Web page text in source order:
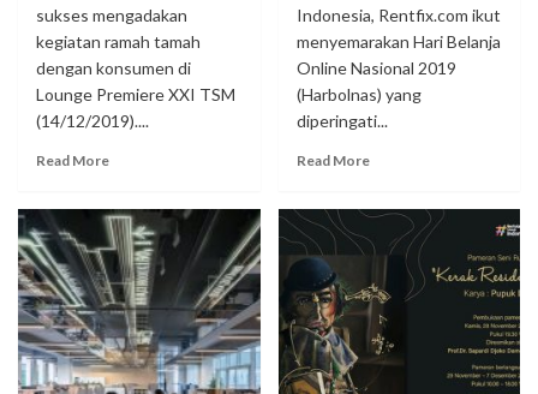
sukses mengadakan
kegiatan ramah tamah
dengan konsumen di
Lounge Premiere XXI TSM
(14/12/2019)....
Read More
Indonesia, Rentfix.com ikut
menyemarakan Hari Belanja
Online Nasional 2019
(Harbolnas) yang
diperingati...
Read More